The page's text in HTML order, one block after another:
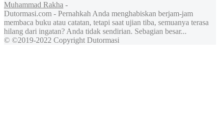
Muhammad Rakha -
Dutormasi.com - Pernahkah Anda menghabiskan berjam-jam
membaca buku atau catatan, tetapi saat ujian tiba, semuanya terasa
hilang dari ingatan? Anda tidak sendirian. Sebagian besar...
© ©2019-2022 Copyright Dutormasi